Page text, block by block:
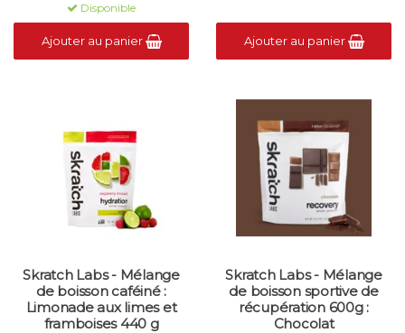
Disponible
Ajouter au panier Ajouter au panier
Skratch Labs - Mélange
de boisson caféiné :
Limonade aux limes et
framboises 440 g
Skratch Labs - Mélange
de boisson sportive de
récupération 600g :
Chocolat